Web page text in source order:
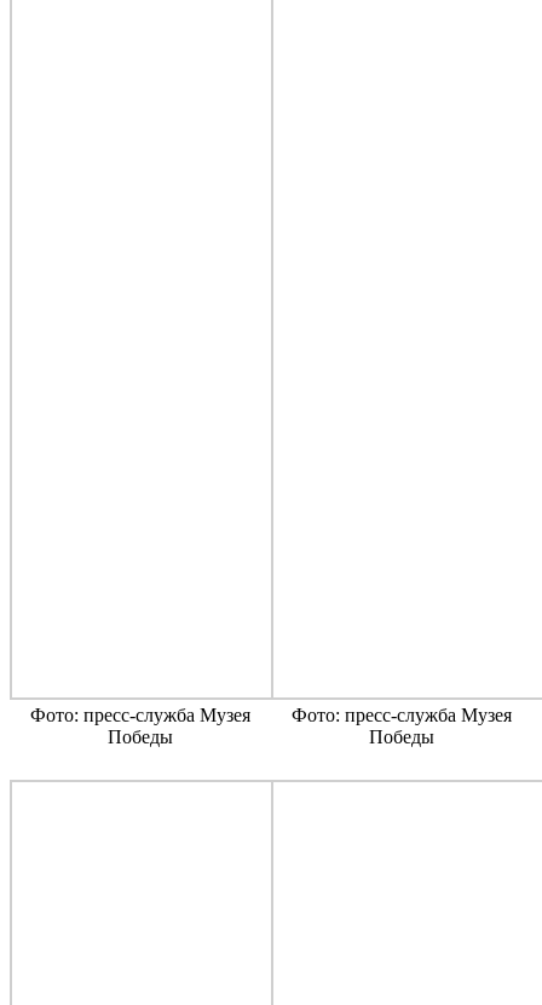
Фото: пресс-служба Музея
Победы
Фото: пресс-служба Музея
Победы